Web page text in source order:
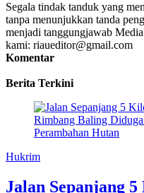
Segala tindak tanduk yang
tanpa menunjukkan tanda
menjadi tanggungjawab
kami: riaueditor@gmail.com
Komentar
Berita Terkini
Hukrim
Jalan Sepanjang